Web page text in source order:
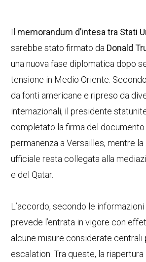
Il memorandum d’intesa tra Stati
sarebbe stato firmato da Donald
una nuova fase diplomatica dopo
tensione in Medio Oriente.
da fonti americane e ripreso da
internazionali, il presidente
completato la firma del documento
permanenza a Versailles, mentre
ufficiale resta collegata alla
e del Qatar.
L’accordo, secondo le
prevede l’entrata in vigore con
alcune misure considerate centrali
escalation. Tra queste, la riapertura